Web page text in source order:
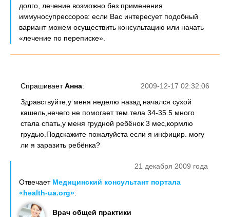
долго, лечение возможно без применения
иммуносупрессоров: если Вас интересует подобный
вариант можем осуществить консультацию или начать
«лечение по переписке».
2009-12-17 02:32:06
СпрашиваетАнна:
Здравствуйте,у меня неделю назад начался сухой
кашель,нечего не помогает тем.тела 34-35.5 много
стала спать,у меня грудной ребёнок 3 мес,кормлю
грудью.Подскажите пожалуйста если я инфицир. могу
ли я заразить ребёнка?
21 декабря 2009 года
Отвечает Медицинский консультант портала
«health-ua.org»:
Врач общей практики